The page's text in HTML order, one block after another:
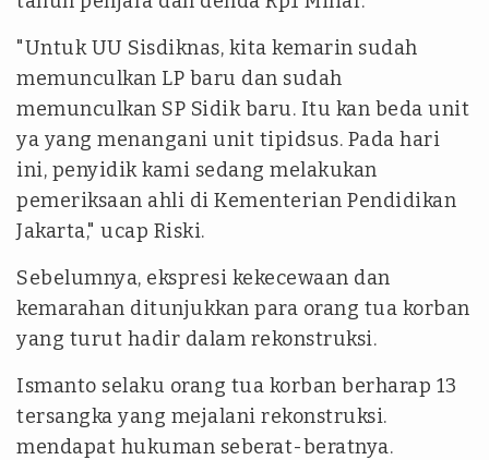
"Untuk UU Sisdiknas, kita kemarin sudah
memunculkan LP baru dan sudah
memunculkan SP Sidik baru. Itu kan beda unit
ya yang menangani unit tipidsus. Pada hari
ini, penyidik kami sedang melakukan
pemeriksaan ahli di Kementerian Pendidikan
Jakarta," ucap Riski.
Sebelumnya, ekspresi kekecewaan dan
kemarahan ditunjukkan para orang tua korban
yang turut hadir dalam rekonstruksi.
Ismanto selaku orang tua korban berharap 13
tersangka yang mejalani rekonstruksi.
mendapat hukuman seberat-beratnya.